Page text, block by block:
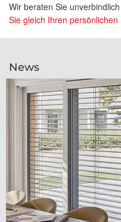
Wir beraten Sie
Sie gleich Ihren
News